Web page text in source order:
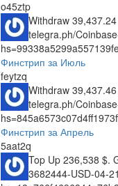
o45ztp
Withdraw
telegra.ph/
Финстрип за Июль
feytzq
Withdraw
telegra.ph/
Финстрип за Апрель
5aat2q
Top Up 236,538 $.
3682444-USD-04-